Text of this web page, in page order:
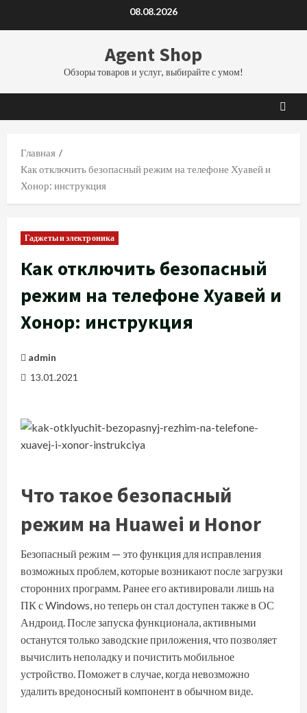
08.08.2026
Agent Shop
Обзоры товаров и услуг, выбирайте с умом!
Главная
Как отключить безопасный режим на телефоне Хуавей и
Хонор: инструкция
Гаджеты и электроника
Как отключить безопасный
режим на телефоне Хуавей и
Хонор: инструкция
admin
13.01.2021
Что такое безопасный
режим на Huawei и Honor
Безопасный режим — это функция для исправления
возможных проблем, которые возникают после загрузки
сторонних программ. Ранее его активировали лишь на
ПК с Windows, но теперь он стал доступен также в ОС
Андроид. После запуска функционала, активными
останутся только заводские приложения, что позволяет
вычислить неполадку и почистить мобильное
устройство. Поможет в случае, когда невозможно
удалить вредоносный компонент в обычном виде.